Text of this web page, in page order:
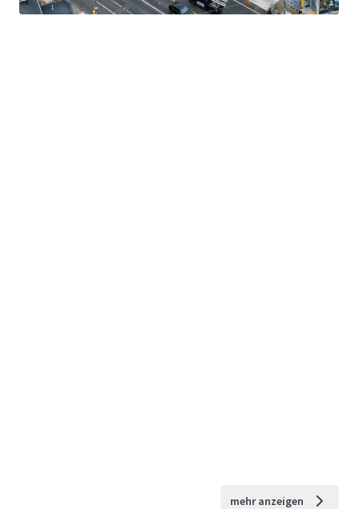
mehr anzeigen